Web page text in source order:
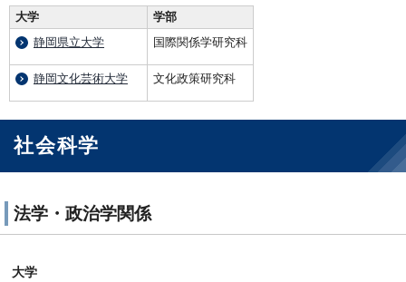
大学
学部
静岡県立大学
国際関係学研究科
静岡文化芸術大学 文化政策研究科
社会科学
法学・政治学関係
大学